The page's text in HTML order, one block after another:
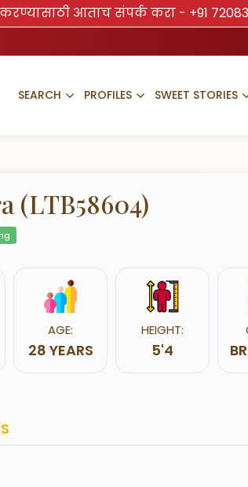
आताच संपर्क करा - +91
SEARCH PROFILES SWEET STORIES
(LTB58604)
AGE:
28 YEARS
HEIGHT:
5'4